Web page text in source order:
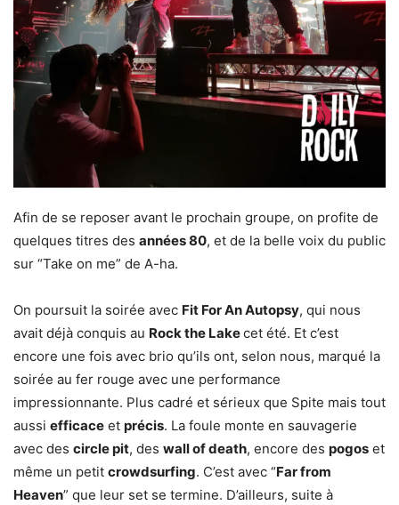
Afin de se reposer avant le prochain groupe, on profite de
quelques titres des années 80, et de la belle voix du public
sur “Take on me” de A-ha.
On poursuit la soirée avec Fit For An Autopsy, qui nous
avait déjà conquis au Rock the Lakecet été. Et c’est
encore une fois avec brio qu’ils ont, selon nous, marqué la
soirée au fer rouge avec une performance
impressionnante. Plus cadré et sérieux que Spite mais tout
aussi efficace et précis. La foule monte en sauvagerie
avec des circle pit, des wall of death, encore des pogos et
même un petit crowdsurfing. C’est avec “Far from
Heaven” que leur set se termine. D’ailleurs, suite à